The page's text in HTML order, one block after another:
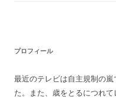
プロフィール
最近のテレビは自主規制の
た。また、歳をとるにつれ